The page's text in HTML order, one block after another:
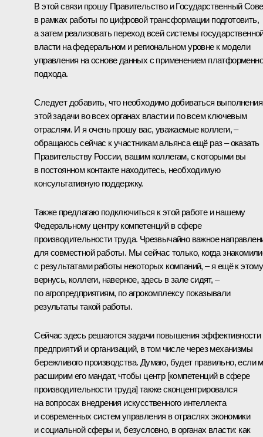
В этой связи прошу Правительство и Государственный
в рамках работы по цифровой трансформации подготовить,
а затем реализовать переход всей системы
власти на федеральном и региональном уровне к модели
управления на основе данных с применением
подхода.
Следует добавить, что необходимо добиваться выполнения
этой задачи во всех органах власти и по всем ключевым
отраслям. И я очень прошу вас, уважаемые коллеги, –
обращаюсь сейчас к участникам альянса ещё раз – оказать
Правительству России, вашим коллегам, с которыми вы
в постоянном контакте находитесь, необходимую
консультативную поддержку.
Также предлагаю подключиться к этой работе и нашему
Федеральному центру компетенций в сфере
производительности труда. Чрезвычайно важное
для совместной работы. Мы сейчас только, когда
с результатами работы некоторых компаний, – я ещё к этому
вернусь, коллеги, наверное, здесь в зале сидят, –
по агропредприятиям, по агрокомплексу показывали
результаты такой работы.
Сейчас здесь решаются задачи повышения эффективности
предприятий и организаций, в том числе через механизмы
бережливого производства. Думаю, будет правильно, если
расширим его мандат, чтобы центр [компетенций в сфере
производительности труда] также сконцентрировался
на вопросах внедрения искусственного интеллекта
и современных систем управления в отраслях экономики
и социальной сферы и, безусловно, в органах власти: как